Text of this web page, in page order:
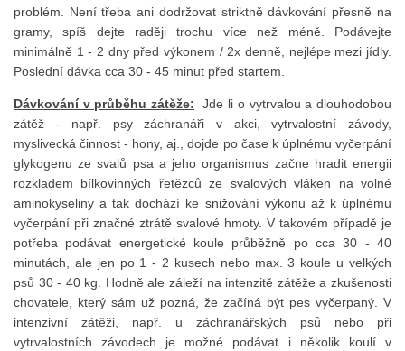
problém. Není třeba ani dodržovat striktně dávkování přesně na
gramy, spíš dejte raději trochu více než méně. Podávejte
minimálně 1 - 2 dny před výkonem / 2x denně, nejlépe mezi jídly.
Poslední dávka cca 30 - 45 minut před startem.
Dávkování v průběhu zátěže:
Jde li o vytrvalou a dlouhodobou
zátěž - např. psy záchranáři v akci, vytrvalostní závody,
myslivecká činnost - hony, aj., dojde po čase k úplnému vyčerpání
glykogenu ze svalů psa a jeho organismus začne hradit energii
rozkladem bílkovinných řetězců ze svalových vláken na volné
aminokyseliny a tak dochází ke snižování výkonu až k úplnému
vyčerpání při značné ztrátě svalové hmoty. V takovém případě je
potřeba podávat energetické koule průběžně po cca 30 - 40
minutách, ale jen po 1 - 2 kusech nebo max. 3 koule u velkých
psů 30 - 40 kg. Hodně ale záleží na intenzitě zátěže a zkušenosti
chovatele, který sám už pozná, že začíná být pes vyčerpaný. V
intenzivní zátěži, např. u záchranářských psů nebo při
vytrvalostních závodech je možné podávat i několik koulí v